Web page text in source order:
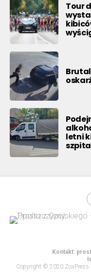
Tour
letni
Kontakt:
Copyright © 2020 ZoxPress